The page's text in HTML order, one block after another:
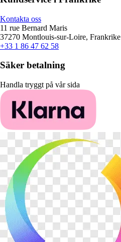
Kontakta oss
11 rue Bernard Maris
37270 Montlouis-sur-Loire, Frankrike
+33 1 86 47 62 58
Säker betalning
Handla tryggt på vår sida